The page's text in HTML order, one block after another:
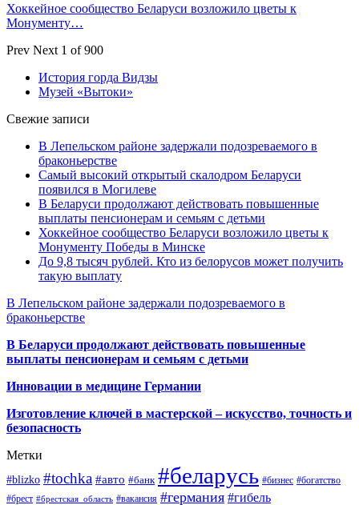
Хоккейное сообщество Беларуси возложило цветы к
Монументу…
Prev Next 1 of 900
История горда Видзы
Музей «Вытоки»
Свежие записи
В Лепельском районе задержали подозреваемого в
браконьерстве
Самый высокий открытый скалодром Беларуси
появился в Могилеве
В Беларуси продолжают действовать повышенные
выплаты пенсионерам и семьям с детьми
Хоккейное сообщество Беларуси возложило цветы к
Монументу Победы в Минске
До 9,8 тысяч рублей. Кто из белорусов может получить
такую выплату
В Лепельском районе задержали подозреваемого в
браконьерстве
В Беларуси продолжают действовать повышенные
выплаты пенсионерам и семьям с детьми
Инновации в медицине Германии
Изготовление ключей в мастерской – искусство, точность и
безопасность
Метки
#blizko #tochka #авто #банк #беларусь #бизнес #богатство
#брест #брестская_область #вакансия #германия #гибель